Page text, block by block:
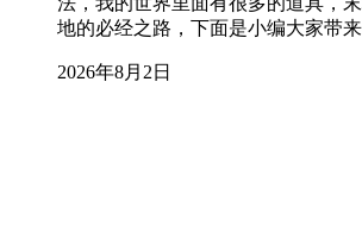
地的必经之路，下面是小编大家带
2026年8月2日